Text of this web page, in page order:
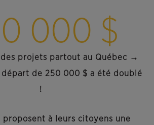
000 $
projets partout au Québec →
de 250 000 $ a été doublé
!
proposent à leurs citoyens une